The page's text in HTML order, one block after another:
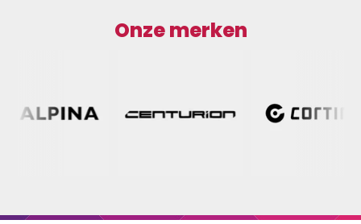
Onze merken